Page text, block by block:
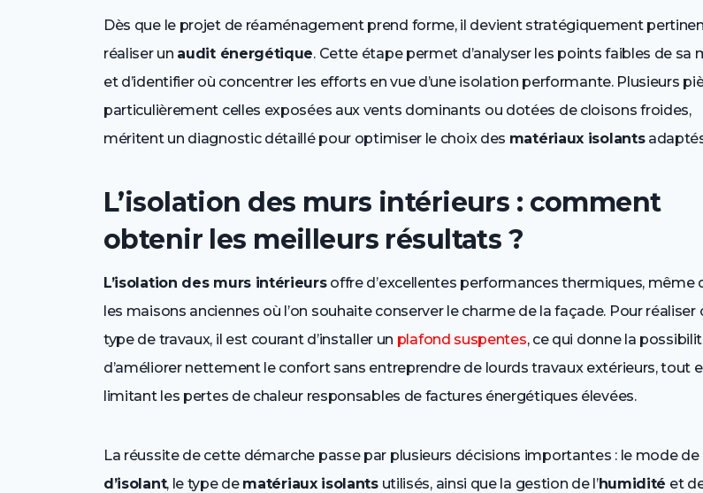
Dès que le projet de réaménagement prend forme, il devient stratégiquement
réaliser un audit énergétique. Cette étape permet d’analyser les points faibles de sa
et d’identifier où concentrer les efforts en vue d’une isolation performante. Plusieurs
particulièrement celles exposées aux vents dominants ou dotées de cloisons froides,
méritent un diagnostic détaillé pour optimiser le choix des matériaux isolants
L’isolation des murs intérieurs : comment
obtenir les meilleurs résultats ?
L’isolation des murs intérieursoffre d’excellentes performances thermiques, même
les maisons anciennes où l’on souhaite conserver le charme de la façade. Pour réaliser
type de travaux, il est courant d’installer un plafond suspentes, ce qui donne la
d’améliorer nettement le confort sans entreprendre de lourds travaux extérieurs, tout
limitant les pertes de chaleur responsables de factures énergétiques élevées.
La réussite de cette démarche passe par plusieurs décisions importantes : le mode de
d’isolant, le type de matériaux isolantsutilisés, ainsi que la gestion de l’humidité et